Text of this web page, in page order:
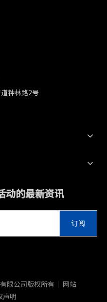
钟林路2号
动的最新资讯
订阅
限公司版权所有｜ 网站
声明